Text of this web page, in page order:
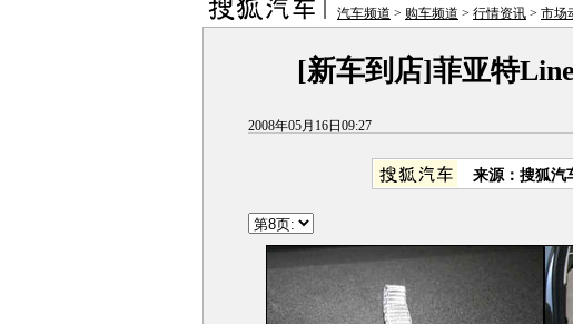
汽车频道 > 购车频道 > 行情资讯 > 市场
[新车到店]菲亚特
2008年05月16日09:27
来源： 搜狐汽